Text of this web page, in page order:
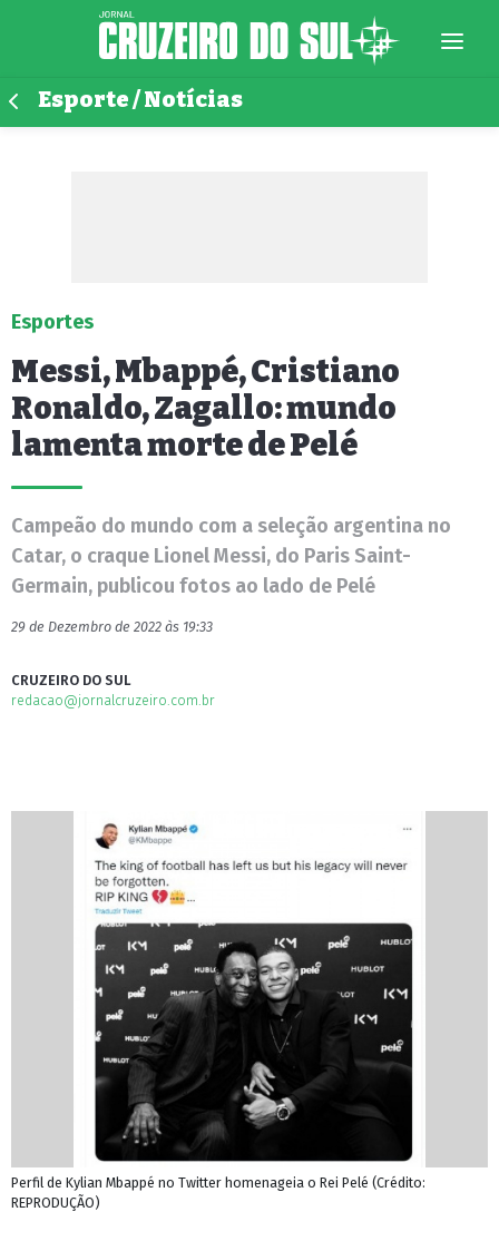
Esporte / Notícias
Esportes
Messi, Mbappé, Cristiano
Ronaldo, Zagallo: mundo
lamenta morte de Pelé
Campeão do mundo com a seleção argentina no
Catar, o craque Lionel Messi, do Paris Saint-
Germain, publicou fotos ao lado de Pelé
29 de Dezembro de 2022 às 19:33
CRUZEIRO DO SUL
redacao@jornalcruzeiro.com.br
Perfil de Kylian Mbappé no Twitter homenageia o Rei Pelé (Crédito:
REPRODUÇÃO)